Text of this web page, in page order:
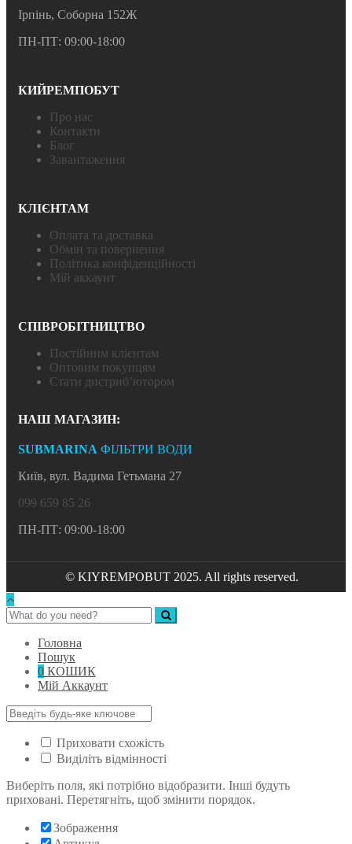
Ірпінь, Соборна 152Ж
ПН-ПТ: 09:00-18:00
КИЙРЕМПОБУТ
Про нас
Контакти
Блог
Завантаження
КЛІЄНТАМ
Оплата та доставка
Обмін та повернення
Політика конфіденційності
Мій аккаунт
СПІВРОБІТНИЦТВО
Постійним клієнтам
Оптовим покупцям
Стати дистриб’ютором
НАШ МАГАЗИН:
SUBMARINA ФІЛЬТРИ ВОДИ
Київ, вул. Вадима Гетьмана 27
099 659 85 26
ПН-ПТ: 09:00-18:00
© KIYREMPOBUT 2025. All rights reserved.
Головна
Пошук
0 КОШИК
Мій Аккаунт
Приховати схожість
Виділіть відмінності
Виберіть поля, які потрібно відобразити. Інші будуть
приховані. Перетягніть, щоб змінити порядок.
Зображення